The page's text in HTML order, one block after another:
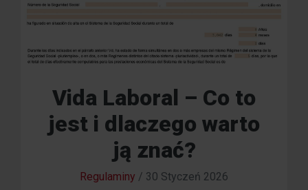
Vida Laboral – Co to
jest i dlaczego warto
ją znać?
Regulaminy / 30 Styczeń 2026